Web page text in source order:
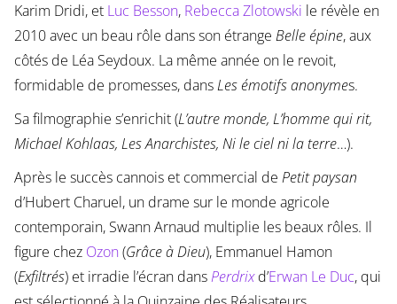
Karim Dridi, etLuc Besson, Rebecca Zlotowski le révèle en
2010 avec un beau rôle dans son étrange Belle épine, aux
côtés de Léa Seydoux. La même année on le revoit,
formidable de promesses, dansLes émotifs anonymes.
Sa filmographie s’enrichit (L’autre monde, L’homme qui rit,
Michael Kohlaas, Les Anarchistes, Ni le ciel ni la terre…).
Après le succès cannois et commercial de Petit paysan
d’Hubert Charuel, un drame sur le monde agricole
contemporain, Swann Arnaud multiplie les beaux rôles. Il
figure chez Ozon(Grâce à Dieu), Emmanuel Hamon
(Exfiltrés) et irradie l’écran dansPerdrixd’Erwan Le Duc, qui